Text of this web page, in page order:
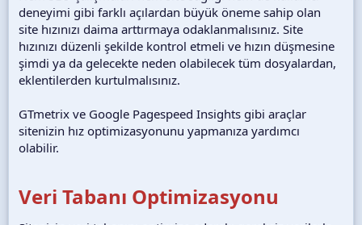
deneyimi gibi farklı açılardan büyük öneme sahip olan
site hızınızı daima arttırmaya odaklanmalısınız. Site
hızınızı düzenli şekilde kontrol etmeli ve hızın düşmesine
şimdi ya da gelecekte neden olabilecek tüm dosyalardan,
eklentilerden kurtulmalısınız.
GTmetrix ve Google Pagespeed Insights gibi araçlar
sitenizin hız optimizasyonunu yapmanıza yardımcı
olabilir.
Veri Tabanı Optimizasyonu